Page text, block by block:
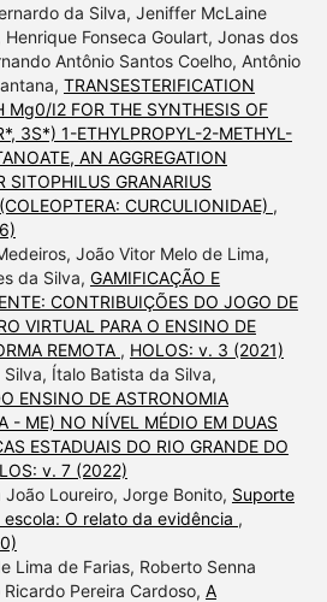
da Silva, Jeniffer McLaine
Fonseca Goulart, Jonas dos
Antônio Santos Coelho, Antônio
TRANSESTERIFICATION
Mg0/I2 FOR THE SYNTHESIS OF
3S*) 1-ETHYLPROPYL-2-METHYL-
AN AGGREGATION
SITOPHILUS GRANARIUS
CURCULIONIDAE) ,
João Vitor Melo de Lima,
da Silva, GAMIFICAÇÃO E
CONTRIBUIÇÕES DO JOGO DE
VIRTUAL PARA O ENSINO DE
REMOTA , HOLOS: v. 3 (2021)
Silva, Ítalo Batista da Silva,
ENSINO DE ASTRONOMIA
- ME) NO NÍVEL MÉDIO EM DUAS
ESTADUAIS DO RIO GRANDE DO
v. 7 (2022)
João Loureiro, Jorge Bonito, Suporte
O relato da evidência ,
Lima de Farias, Roberto Senna
Pereira Cardoso, A